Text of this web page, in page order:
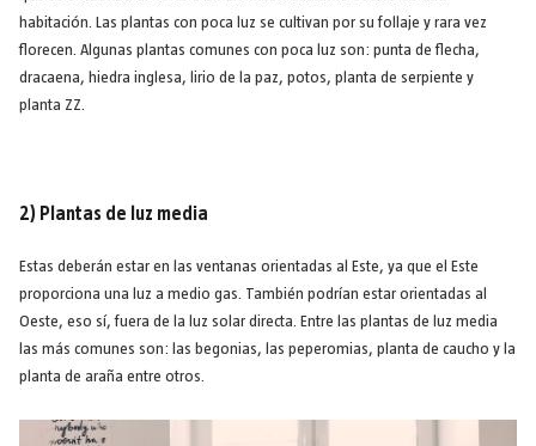
habitación. Las plantas con poca luz se cultivan por su follaje y rara vez
florecen. Algunas plantas comunes con poca luz son: punta de flecha,
dracaena, hiedra inglesa, lirio de la paz, potos, planta de serpiente y
planta ZZ.
2) Plantas de luz media
Estas deberán estar en las ventanas orientadas al Este, ya que el Este
proporciona una luz a medio gas. También podrían estar orientadas al
Oeste, eso sí, fuera de la luz solar directa. Entre las plantas de luz media
las más comunes son: las begonias, las peperomias, planta de caucho y la
planta de araña entre otros.